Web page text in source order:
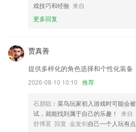
联系我们
以上就是亅x吉祥棋牌的介绍，如果您喜欢
戏技巧和经验 来自
更多回复
贾真善
提供多样化的角色选择和个性化装备
2026-08-10 10:10 推荐
石朋聪 ：菜鸟玩家初入游戏时可能会
试，就能找到属于自己的乐趣！
来自
舒博茗 回复 金发剑自己一个人玩有